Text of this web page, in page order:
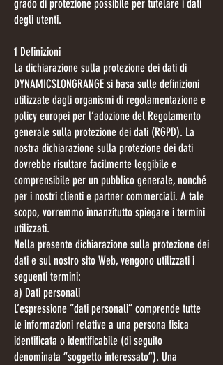
grado di protezione possibile per tutelare i dati
degli utenti.
1 Definizioni
La dichiarazione sulla protezione dei dati di
DYNAMICSLONGRANGE si basa sulle definizioni
utilizzate dagli organismi di regolamentazione e
policy europei per l’adozione del Regolamento
generale sulla protezione dei dati (RGPD). La
nostra dichiarazione sulla protezione dei dati
dovrebbe risultare facilmente leggibile e
comprensibile per un pubblico generale, nonché
per i nostri clienti e partner commerciali. A tale
scopo, vorremmo innanzitutto spiegare i termini
utilizzati.
Nella presente dichiarazione sulla protezione dei
dati e sul nostro sito Web, vengono utilizzati i
seguenti termini:
a) Dati personali
L’espressione “dati personali” comprende tutte
le informazioni relative a una persona fisica
identificata o identificabile (di seguito
denominata “soggetto interessato”). Una